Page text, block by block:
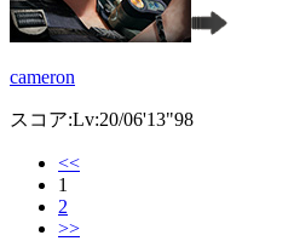
cameron
スコア:Lv:20/06'13"98
<<
1
2
>>